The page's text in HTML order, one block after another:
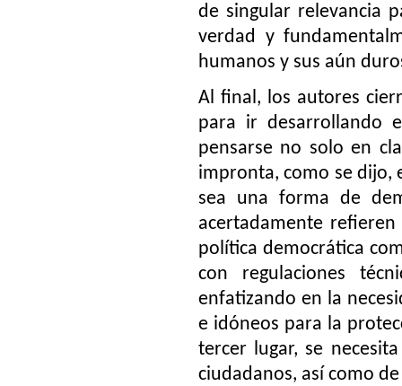
de singular relevancia
verdad y
humanos y sus aún
Al final, los autores
para ir desarrollando
pensarse no solo en
impronta, como se dijo,
sea una forma de
acertadamente
política democrática
con regulaciones
enfatizando en la
e idóneos para la
tercer lugar, se
ciudadanos, así como